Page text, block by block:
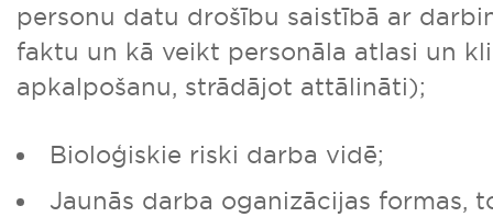
personu datu drošību saistībā ar
faktu un kā veikt personāla atlasi un
apkalpošanu, strādājot attālināti);
Bioloģiskie riski darba vidē;
Jaunās darba oganizācijas formas,